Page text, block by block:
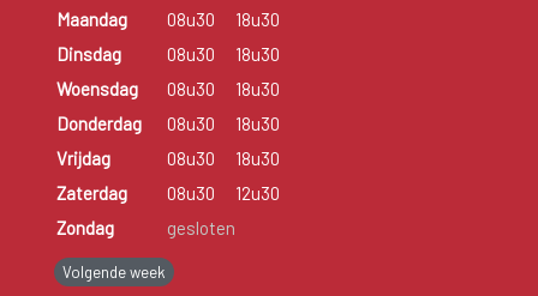
Maandag 08u30
18u30
Dinsdag
08u30
18u30
Woensdag
08u30
18u30
Donderdag
08u30
18u30
Vrijdag
08u30
18u30
Zaterdag
08u30
12u30
Zondag
gesloten
Volgende week